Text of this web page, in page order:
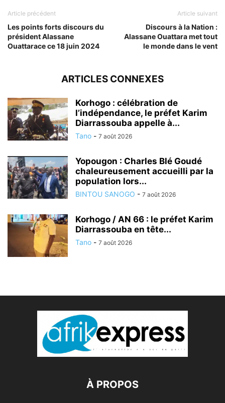
Article précédent
Les points forts discours du
président Alassane
Ouattarace ce 18 juin 2024
Article suivant
Discours à la Nation :
Alassane Ouattara met tout
le monde dans le vent
ARTICLES CONNEXES
Korhogo : célébration de
l’indépendance, le préfet Karim
Diarrassouba appelle à...
Tano - 7 août 2026
Yopougon : Charles Blé Goudé
chaleureusement accueilli par la
population lors...
BINTOU SANOGO - 7 août 2026
Korhogo / AN 66 : le préfet Karim
Diarrassouba en tête...
Tano - 7 août 2026
À PROPOS